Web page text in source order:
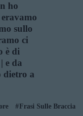
ho
sullo
ci
è di
e da
dietro a
Frasi Sulle Braccia